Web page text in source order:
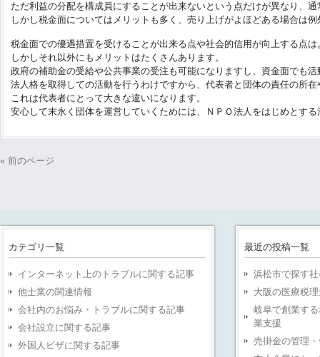
ただ利益の分配を構成員にすることが出来ないという点だけが異なり、
しかし税金面についてはメリットも多く、売り上げがよほどある場合は
税金面での優遇措置を受けることが出来る点や社会的信用が向上する点
しかしそれ以外にもメリットはたくさんあります。
政府の補助金の受給や公共事業の受注も可能になりますし、資金面でも
法人格を取得しての活動を行うわけですから、代表者と団体の責任の所
これは代表者にとって大きな違いになります。
安心して末永く団体を運営していくためには、ＮＰＯ法人をはじめとす
« 前のページ
カテゴリ一覧
インターネット上のトラブルに関する記事
他士業の関連情報
会社内のお悩み・トラブルに関する記事
会社設立に関する記事
外国人ビザに関する記事
最近の投稿一覧
浜松市で探す
大阪の医療税
岐阜で創業す
業支援
売掛金の管理